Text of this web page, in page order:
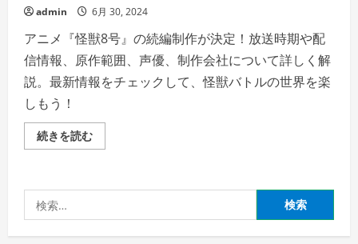
admin 6月 30, 2024
アニメ『怪獣8号』の続編制作が決定！放送時期や配
信情報、原作範囲、声優、制作会社について詳しく解
説。最新情報をチェックして、怪獣バトルの世界を楽
しもう！
続きを読む怪
獣
ニ
感
覚
索: